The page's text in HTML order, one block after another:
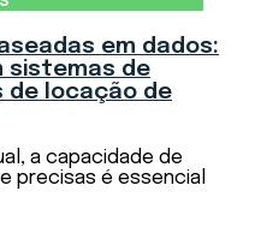
em dados:
sistemas de
de locação de
a capacidade de
precisas é essencial